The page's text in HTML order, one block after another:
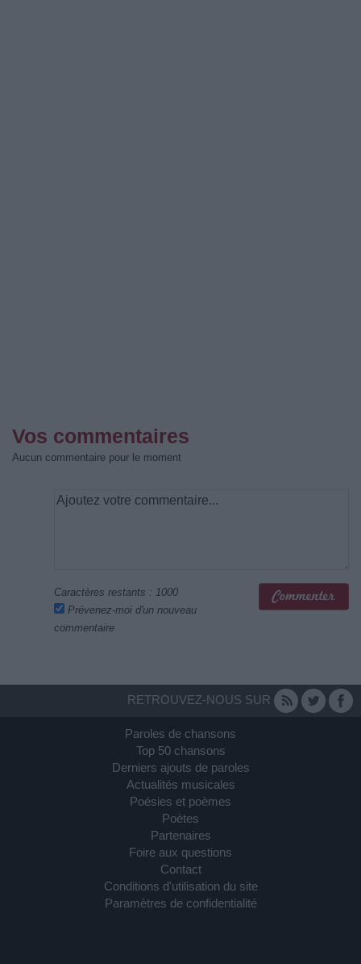
Vos commentaires
Aucun commentaire pour le moment
Caractères restants : 1000
Prévenez-moi d'un nouveau
commentaire
RETROUVEZ-NOUS SUR
Paroles de chansons
Top 50 chansons
Derniers ajouts de paroles
Actualités musicales
Poésies et poèmes
Poètes
Partenaires
Foire aux questions
Contact
Conditions d'utilisation du site
Paramètres de confidentialité